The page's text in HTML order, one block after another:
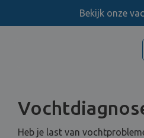
Bekijk onze
Heb je last van